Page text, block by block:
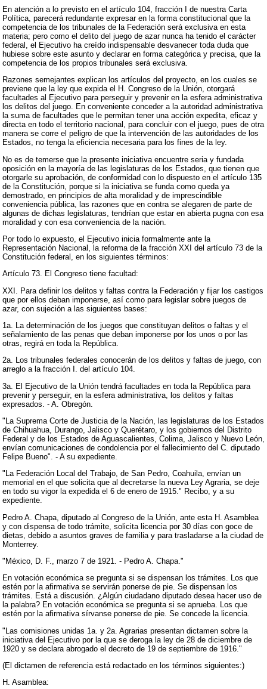
En atención a lo previsto en el artículo 104, fracción I de nuestra Carta
Política, parecerá redundante expresar en la forma constitucional que la
competencia de los tribunales de la Federación será exclusiva en esta
materia; pero como el delito del juego de azar nunca ha tenido el carácter
federal, el Ejecutivo ha creído indispensable desvanecer toda duda que
hubiese sobre este asunto y declarar en forma categórica y precisa, que la
competencia de los propios tribunales será exclusiva.
Razones semejantes explican los artículos del proyecto, en los cuales se
previene que la ley que expida el H. Congreso de la Unión, otorgará
facultades al Ejecutivo para perseguir y prevenir en la esfera administrativa
los delitos del juego. En conveniente conceder a la autoridad administrativa
la suma de facultades que le permitan tener una acción expedita, eficaz y
directa en todo el territorio nacional, para concluir con el juego, pues de otra
manera se corre el peligro de que la intervención de las autoridades de los
Estados, no tenga la eficiencia necesaria para los fines de la ley.
No es de temerse que la presente iniciativa encuentre seria y fundada
oposición en la mayoría de las legislaturas de los Estados, que tienen que
otorgarle su aprobación, de conformidad con lo dispuesto en el artículo 135
de la Constitución, porque si la iniciativa se funda como queda ya
demostrado, en principios de alta moralidad y de imprescindible
conveniencia pública, las razones que en contra se alegaren de parte de
algunas de dichas legislaturas, tendrían que estar en abierta pugna con esa
moralidad y con esa conveniencia de la nación.
Por todo lo expuesto, el Ejecutivo inicia formalmente ante la
Representación Nacional, la reforma de la fracción XXI del artículo 73 de la
Constitución federal, en los siguientes términos:
Artículo 73. El Congreso tiene facultad:
XXI. Para definir los delitos y faltas contra la Federación y fijar los castigos
que por ellos deban imponerse, así como para legislar sobre juegos de
azar, con sujeción a las siguientes bases:
1a. La determinación de los juegos que constituyan delitos o faltas y el
señalamiento de las penas que deban imponerse por los unos o por las
otras, regirá en toda la República.
2a. Los tribunales federales conocerán de los delitos y faltas de juego, con
arreglo a la fracción I. del artículo 104.
3a. El Ejecutivo de la Unión tendrá facultades en toda la República para
prevenir y perseguir, en la esfera administrativa, los delitos y faltas
expresados. - A. Obregón.
"La Suprema Corte de Justicia de la Nación, las legislaturas de los Estados
de Chihuahua, Durango, Jalisco y Querétaro, y los gobiernos del Distrito
Federal y de los Estados de Aguascalientes, Colima, Jalisco y Nuevo León,
envían comunicaciones de condolencia por el fallecimiento del C. diputado
Felipe Bueno". - A su expediente.
"La Federación Local del Trabajo, de San Pedro, Coahuila, envían un
memorial en el que solicita que al decretarse la nueva Ley Agraria, se deje
en todo su vigor la expedida el 6 de enero de 1915." Recibo, y a su
expediente.
Pedro A. Chapa, diputado al Congreso de la Unión, ante esta H. Asamblea
y con dispensa de todo trámite, solicita licencia por 30 días con goce de
dietas, debido a asuntos graves de familia y para trasladarse a la ciudad de
Monterrey.
"México, D. F., marzo 7 de 1921. - Pedro A. Chapa."
En votación económica se pregunta si se dispensan los trámites. Los que
estén por la afirmativa se servirán ponerse de pie. Se dispensan los
trámites. Está a discusión. ¿Algún ciudadano diputado desea hacer uso de
la palabra? En votación económica se pregunta si se aprueba. Los que
estén por la afirmativa sírvanse ponerse de pie. Se concede la licencia.
"Las comisiones unidas 1a. y 2a. Agrarias presentan dictamen sobre la
iniciativa del Ejecutivo por la que se deroga la ley de 28 de diciembre de
1920 y se declara abrogado el decreto de 19 de septiembre de 1916."
(El dictamen de referencia está redactado en los términos siguientes:)
H. Asamblea: